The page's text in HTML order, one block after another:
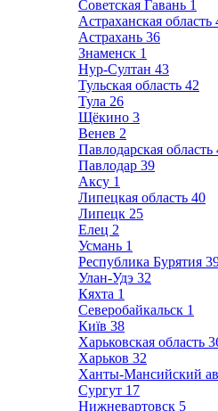
Советская Гавань 1
Астраханская область
Астрахань 36
Знаменск 1
Нур-Султан 43
Тульская область 42
Тула 26
Щёкино 3
Венев 2
Павлодарская область
Павлодар 39
Аксу 1
Липецкая область 40
Липецк 25
Елец 2
Усмань 1
Республика Бурятия
Улан-Удэ 32
Кяхта 1
Северобайкальск 1
Київ 38
Харьковская область
Харьков 32
Ханты-Мансийский
Сургут 17
Нижневартовск 5